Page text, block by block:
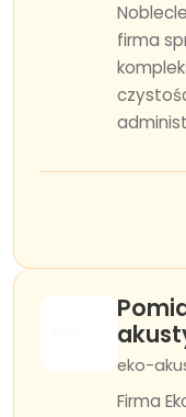
firma
eko-
Firma